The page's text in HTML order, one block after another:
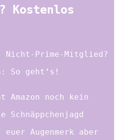
Kostenlos
Nicht-Prime-Mitglied?
So geht’s!
Amazon noch kein
Schnäppchenjagd
Augenmerk aber